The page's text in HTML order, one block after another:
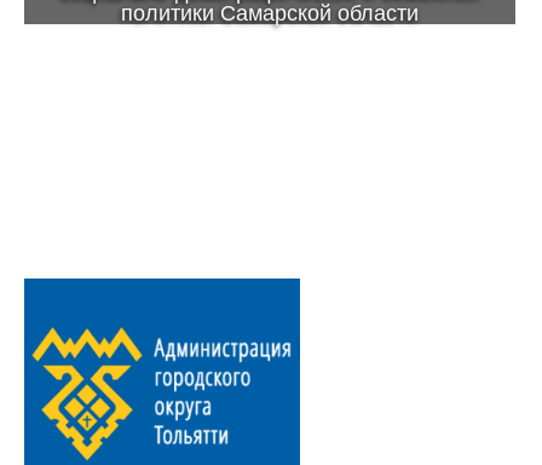
политики Самарской области